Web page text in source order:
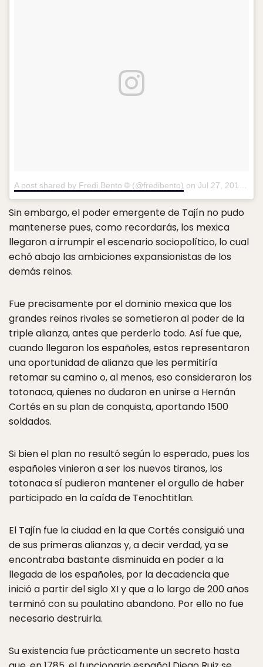
A post shared by Fredi Bento 🌐 (@fredibento) on Jul 27, 2018 at 8:54am PDT
Sin embargo, el poder emergente de Tajín no pudo
mantenerse pues, como recordarás, los mexica
llegaron a irrumpir el escenario sociopolítico, lo cual
echó abajo las ambiciones expansionistas de los
demás reinos.
Fue precisamente por el dominio mexica que los
grandes reinos rivales se sometieron al poder de la
triple alianza, antes que perderlo todo. Así fue que,
cuando llegaron los españoles, estos representaron
una oportunidad de alianza que les permitiría
retomar su camino o, al menos, eso consideraron los
totonaca, quienes no dudaron en unirse a Hernán
Cortés en su plan de conquista, aportando 1500
soldados.
Si bien el plan no resultó según lo esperado, pues los
españoles vinieron a ser los nuevos tiranos, los
totonaca sí pudieron mantener el orgullo de haber
participado en la caída de Tenochtitlan.
El Tajín fue la ciudad en la que Cortés consiguió una
de sus primeras alianzas y, a decir verdad, ya se
encontraba bastante disminuida en poder a la
llegada de los españoles, por la decadencia que
inició a partir del siglo XI y que a lo largo de 200 años
terminó con su paulatino abandono. Por ello no fue
necesario destruirla.
Su existencia fue prácticamente un secreto hasta